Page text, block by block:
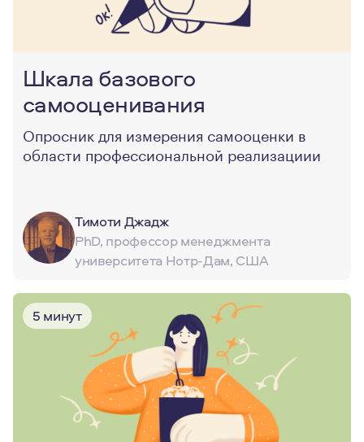
Шкала базового
самооценивания
Опросник для измерения самооценки в
области профессиональной реализациии
Тимоти Джадж
PhD, профессор менеджмента
университета Нотр-Дам, США
5 минут